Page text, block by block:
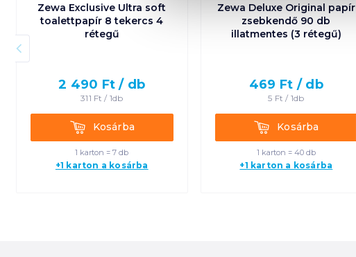
Zewa Exclusive Ultra soft
toalettpapír 8 tekercs 4
rétegű
2 490 Ft / db
311 Ft / 1db
KosárbaKosárba
1 karton = 7 db
+1 karton a kosárba
Zewa Deluxe Original papír
zsebkendő 90 db
illatmentes (3 rétegű)
469 Ft / db
5 Ft / 1db
KosárbaKosárba
1 karton = 40 db
+1 karton a kosárba